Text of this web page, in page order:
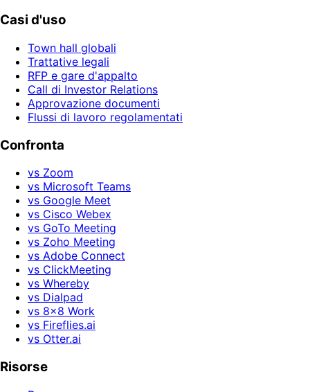
Casi d'uso
Town hall globali
Trattative legali
RFP e gare d'appalto
Call di Investor Relations
Approvazione documenti
Flussi di lavoro regolamentati
Confronta
vs Zoom
vs Microsoft Teams
vs Google Meet
vs Cisco Webex
vs GoTo Meeting
vs Zoho Meeting
vs Adobe Connect
vs ClickMeeting
vs Whereby
vs Dialpad
vs 8x8 Work
vs Fireflies.ai
vs Otter.ai
Risorse